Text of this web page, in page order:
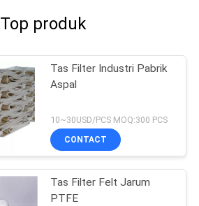
Top produk
Tas Filter Industri Pabrik
Aspal
10~30USD/PCS MOQ:300 PCS
CONTACT
Tas Filter Felt Jarum
PTFE